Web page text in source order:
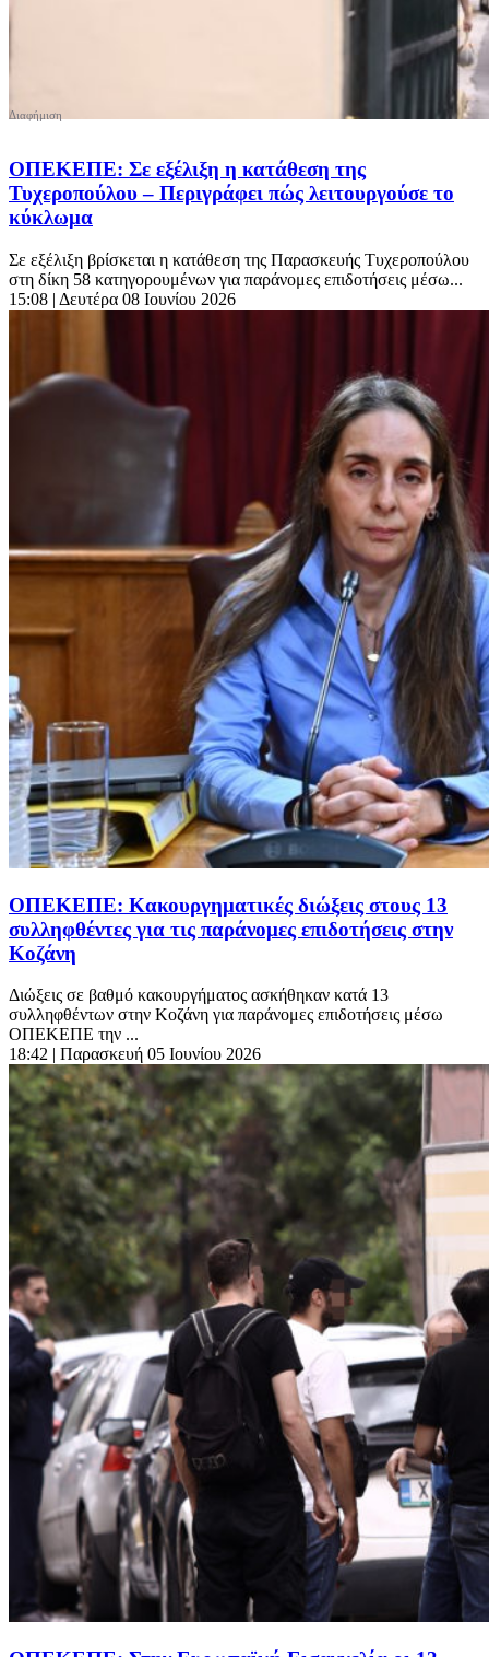
ΟΠΕΚΕΠΕ: Σε εξέλιξη η κατάθεση της
Τυχεροπούλου – Περιγράφει πώς λειτουργούσε το
κύκλωμα
Σε εξέλιξη βρίσκεται η κατάθεση της Παρασκευής Τυχεροπούλου
στη δίκη 58 κατηγορουμένων για παράνομες επιδοτήσεις μέσω...
15:08 | Δευτέρα 08 Ιουνίου 2026
ΟΠΕΚΕΠΕ: Κακουργηματικές διώξεις στους 13
συλληφθέντες για τις παράνομες επιδοτήσεις στην
Κοζάνη
Διώξεις σε βαθμό κακουργήματος ασκήθηκαν κατά 13
συλληφθέντων στην Κοζάνη για παράνομες επιδοτήσεις μέσω
ΟΠΕΚΕΠΕ την ...
18:42 | Παρασκευή 05 Ιουνίου 2026